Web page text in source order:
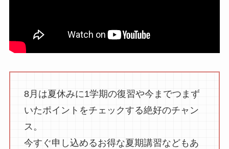
8月は夏休みに1学期の復習や今までつまず
いたポイントをチェックする絶好のチャン
ス。
今すぐ申し込めるお得な夏期講習などもあ